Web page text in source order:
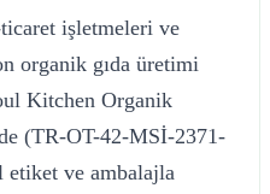
işletmeleri ve
organik gıda üretimi
Kitchen Organik
(TR-OT-42-MSİ-2371-
etiket ve ambalajla